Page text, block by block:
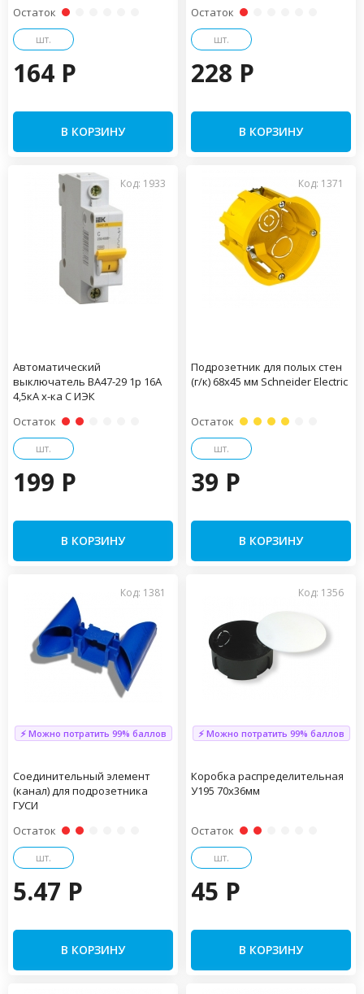
Остаток
шт.
164 P
В КОРЗИНУ
Остаток
шт.
228 P
В КОРЗИНУ
Код: 1933
Автоматический
выключатель ВА47-29 1р 16А
4,5кА х-ка С ИЭК
Остаток
шт.
199 P
В КОРЗИНУ
Код: 1371
Подрозетник для полых стен
(г/к) 68х45 мм Schneider Electric
Остаток
шт.
39 P
В КОРЗИНУ
Код: 1381
⚡ Можно потратить 99% баллов
Соединительный элемент
(канал) для подрозетника
ГУСИ
Остаток
шт.
5.47 P
В КОРЗИНУ
Код: 1356
⚡ Можно потратить 99% баллов
Коробка распределительная
У195 70х36мм
Остаток
шт.
45 P
В КОРЗИНУ